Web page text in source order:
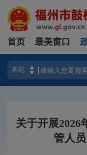
首页 最美窗口
关于开展2026
管人